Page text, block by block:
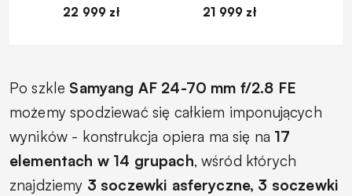
22 999 zł
21 999 zł
Po szkle Samyang AF 24-70 mm f/2.8 FE
możemy spodziewać się całkiem imponujących
wyników - konstrukcja opiera ma się na 17
elementach w 14 grupach, wśród których
znajdziemy 3 soczewki asferyczne, 3 soczewki